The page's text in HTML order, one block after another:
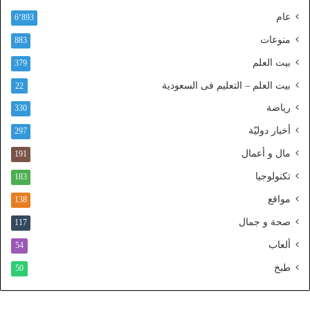
ف
ا
ا
ط
ا
م
و
د
عام 6٬893
منوعات 883
بيت العلم 379
بيت العلم – التعليم فى السعودية 22
رياضة 330
أخبار دوليّة 297
مال و أعمال 191
تكنولوجيا 183
مواقع 138
صحة و جمال 117
ألعاب 54
طبخ 50